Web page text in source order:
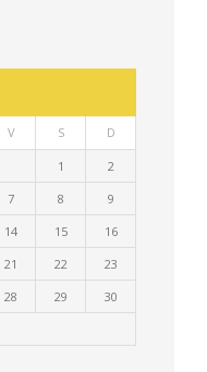
V S D
1
2
7 8
9
14 15
16
21 22
23
28 29
30